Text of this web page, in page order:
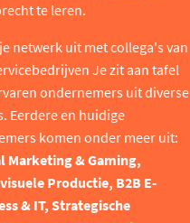
te leren.
netwerk uit met collega's van
Je zit aan tafel
ondernemers uit diverse
Eerdere en huidige
komen onder meer uit:
Marketing & Gaming,
Productie, B2B E-
& IT, Strategische